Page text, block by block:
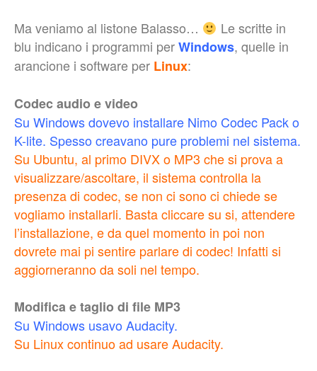
Ma veniamo al listone Balasso…
Le scritte in
blu indicano i programmi perWindows, quelle in
arancione i software per Linux:
Codec audio e video
Su Windows dovevo installare Nimo Codec Pack o
K-lite. Spesso creavano pure problemi nel sistema.
Su Ubuntu, al primo DIVX o MP3 che si prova a
visualizzare/ascoltare, il sistema controlla la
presenza di codec, se non ci sono ci chiede se
vogliamo installarli. Basta cliccare su si, attendere
l’installazione, e da quel momento in poi non
dovrete mai pi sentire parlare di codec! Infatti si
aggiorneranno da soli nel tempo.
Modifica e taglio di file MP3
Su Windows usavo Audacity.
Su Linux continuo ad usare Audacity.